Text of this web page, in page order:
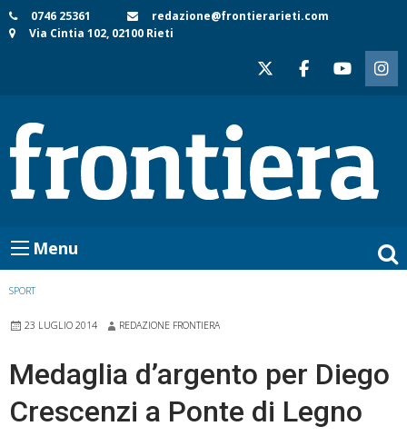
Skip
to
0746 25361
redazione@frontierarieti.com
Via Cintia 102, 02100 Rieti
Menu
SPORT
23 LUGLIO 2014 REDAZIONE FRONTIERA
Medaglia d’argento per Diego
Crescenzi a Ponte di Legno